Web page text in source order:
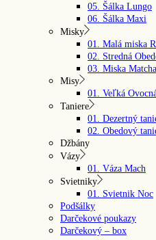
05. Šálka Lungo
06. Šálka Maxi
Misky
01. Malá miska
02. Stredná
03. Miska
Misy
01. Veľká
Taniere
01. Dezertný
02. Obedový
Džbány
Vázy
01. Váza Mach
Svietniky
01. Svietnik Noc
Podšálky
Darčekové poukazy
Darčekový – box